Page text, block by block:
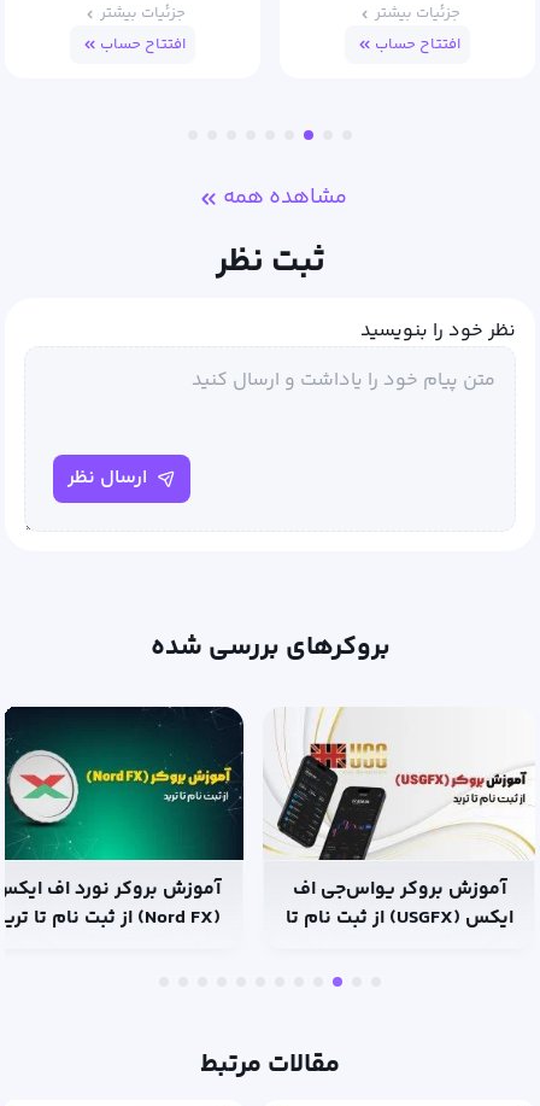
جزئیات بیشتر
افتتاح حساب
جزئیات بیشتر
افتتاح حساب
مشاهده همه
ثبت نظر
نظر خود را بنویسید
ارسال نظر
بروکرهای بررسی شده
آموزش بروکر یو‌اس‌جی اف
ایکس (USGFX) از ثبت نام تا
آموزش بروکر نورد اف
(Nord FX) از ثبت نام تا ترید
مقالات مرتبط